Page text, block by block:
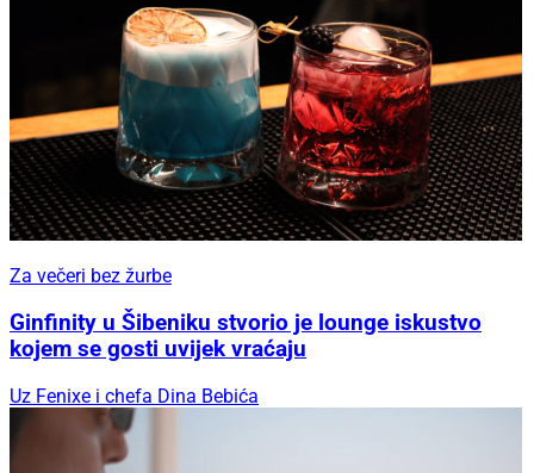
Za večeri bez žurbe
Ginfinity u Šibeniku stvorio je lounge iskustvo
kojem se gosti uvijek vraćaju
Uz Fenixe i chefa Dina Bebića